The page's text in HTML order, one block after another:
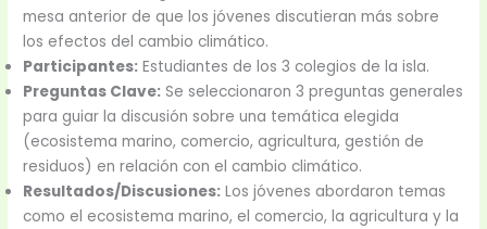
mesa anterior de que los jóvenes discutieran más sobre
los efectos del cambio climático.
Participantes: Estudiantes de los 3 colegios de la isla.
Preguntas Clave: Se seleccionaron 3 preguntas generales
para guiar la discusión sobre una temática elegida
(ecosistema marino, comercio, agricultura, gestión de
residuos) en relación con el cambio climático.
Resultados/Discusiones: Los jóvenes abordaron temas
como el ecosistema marino, el comercio, la agricultura y la